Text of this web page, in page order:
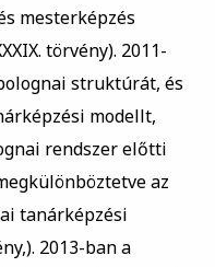
mesterképzés
törvény). 2011-
struktúrát, és
modellt,
rendszer előtti
az
tanárképzési
2013-ban a